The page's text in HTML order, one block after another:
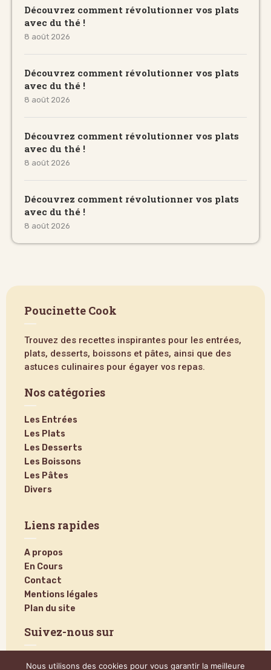
Découvrez comment révolutionner vos plats
avec du thé !
8 août 2026
Découvrez comment révolutionner vos plats
avec du thé !
8 août 2026
Découvrez comment révolutionner vos plats
avec du thé !
8 août 2026
Découvrez comment révolutionner vos plats
avec du thé !
8 août 2026
Poucinette Cook
Trouvez des recettes inspirantes pour les entrées,
plats, desserts, boissons et pâtes, ainsi que des
astuces culinaires pour égayer vos repas.
Nos catégories
Les Entrées
Les Plats
Les Desserts
Les Boissons
Les Pâtes
Divers
Liens rapides
A propos
En Cours
Contact
Mentions légales
Plan du site
Suivez-nous sur
Nous utilisons des cookies pour vous garantir la meilleure